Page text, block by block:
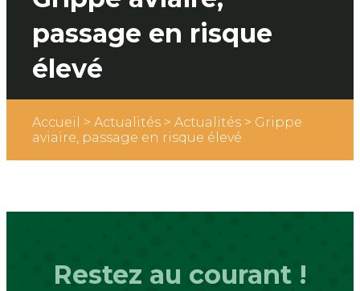
passage en risque
élevé
Accueil > Actualités > Actualités > Grippe
aviaire, passage en risque élevé
Restez au courant !